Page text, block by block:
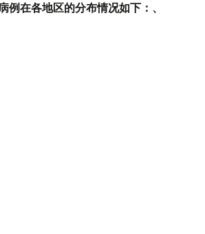
例在各地区的分布情况如下：、